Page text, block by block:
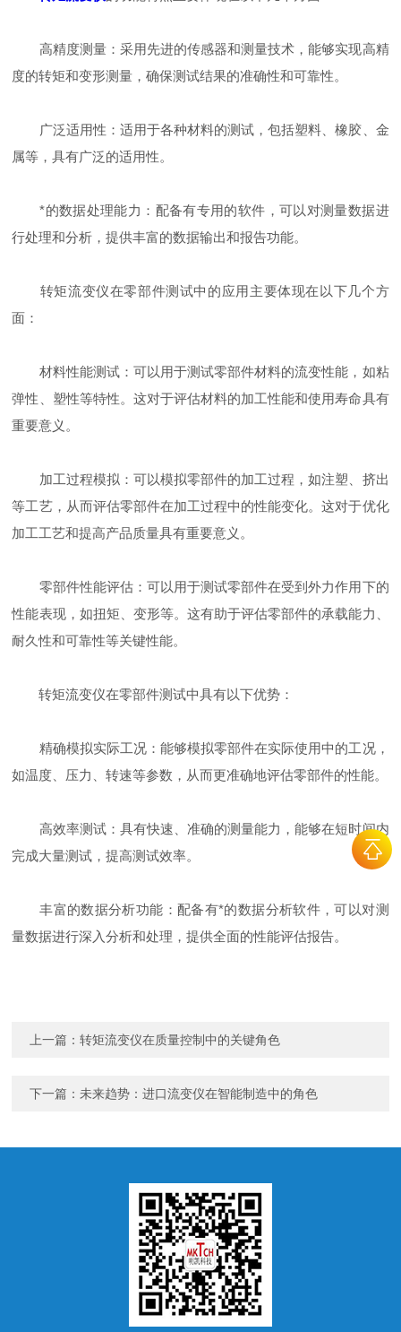
高精度测量：采用先进的传感器和测量技术，能够实现高精
度的转矩和变形测量，确保测试结果的准确性和可靠性。
广泛适用性：适用于各种材料的测试，包括塑料、橡胶、金
属等，具有广泛的适用性。
*的数据处理能力：配备有专用的软件，可以对测量数据进
行处理和分析，提供丰富的数据输出和报告功能。
转矩流变仪在零部件测试中的应用主要体现在以下几个方
面：
材料性能测试：可以用于测试零部件材料的流变性能，如粘
弹性、塑性等特性。这对于评估材料的加工性能和使用寿命具有
重要意义。
加工过程模拟：可以模拟零部件的加工过程，如注塑、挤出
等工艺，从而评估零部件在加工过程中的性能变化。这对于优化
加工工艺和提高产品质量具有重要意义。
零部件性能评估：可以用于测试零部件在受到外力作用下的
性能表现，如扭矩、变形等。这有助于评估零部件的承载能力、
耐久性和可靠性等关键性能。
转矩流变仪在零部件测试中具有以下优势：
精确模拟实际工况：能够模拟零部件在实际使用中的工况，
如温度、压力、转速等参数，从而更准确地评估零部件的性能。
高效率测试：具有快速、准确的测量能力，能够在短时间内
完成大量测试，提高测试效率。
丰富的数据分析功能：配备有*的数据分析软件，可以对测
量数据进行深入分析和处理，提供全面的性能评估报告。
上一篇：转矩流变仪在质量控制中的关键角色
下一篇： 未来趋势：进口流变仪在智能制造中的角色